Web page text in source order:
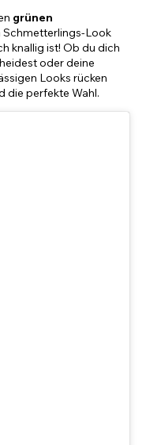
grünen
Schmetterlings-Look
knallig ist! Ob du dich
oder deine
Looks rücken
die perfekte Wahl.